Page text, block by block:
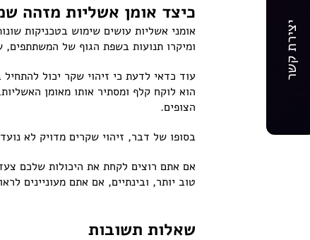
כיצד אומן אשליות מזהה
אומני אשליות עושים שימוש בטכניקות
ומיקרו תנועות בשפת הגוף של
עוד כדאי לדעת כי זיהוי שקר יכול
הוא לוקח קלף ומסתיר אותו מאומן
הצופים.
בסופו של דבר, זיהוי שקרים מדויק לא
אם אתם רוצים לקחת את היכולות שלכם
טוב יותר, ובינתיים, אם אתם מעוניינים
שאלות תשובות
יצירת קשר